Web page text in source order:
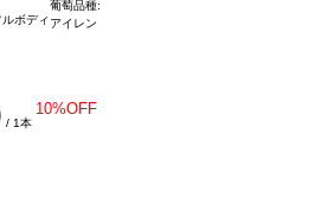
ルボディ
葡萄品種:
アイレン
/ 1本
10%OFF